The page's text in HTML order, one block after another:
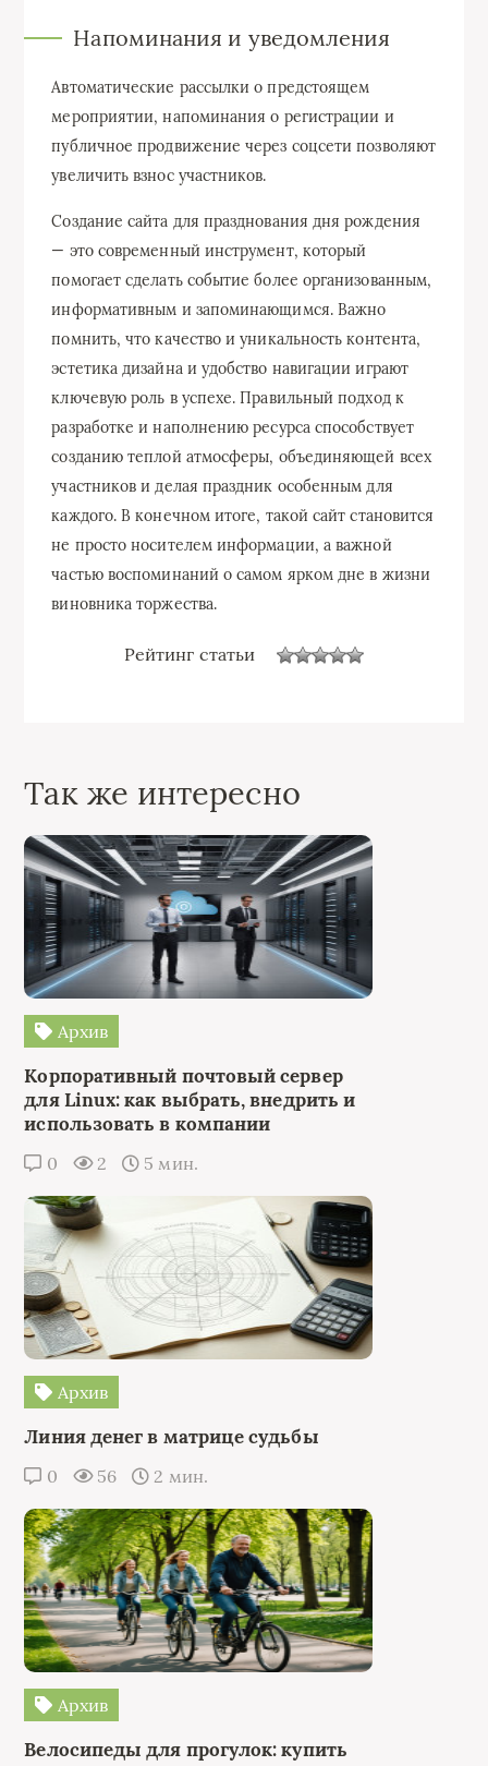
Напоминания и уведомления
Автоматические рассылки о предстоящем
мероприятии, напоминания о регистрации и
публичное продвижение через соцсети позволяют
увеличить взнос участников.
Создание сайта для празднования дня рождения
— это современный инструмент, который
помогает сделать событие более организованным,
информативным и запоминающимся. Важно
помнить, что качество и уникальность контента,
эстетика дизайна и удобство навигации играют
ключевую роль в успехе. Правильный подход к
разработке и наполнению ресурса способствует
созданию теплой атмосферы, объединяющей всех
участников и делая праздник особенным для
каждого. В конечном итоге, такой сайт становится
не просто носителем информации, а важной
частью воспоминаний о самом ярком дне в жизни
виновника торжества.
Рейтинг статьи
Так же интересно
Архив
Корпоративный почтовый сервер
для Linux: как выбрать, внедрить и
использовать в компании
0 2 5 мин.
Архив
Линия денег в матрице судьбы
0 56 2 мин.
Архив
Велосипеды для прогулок: купить